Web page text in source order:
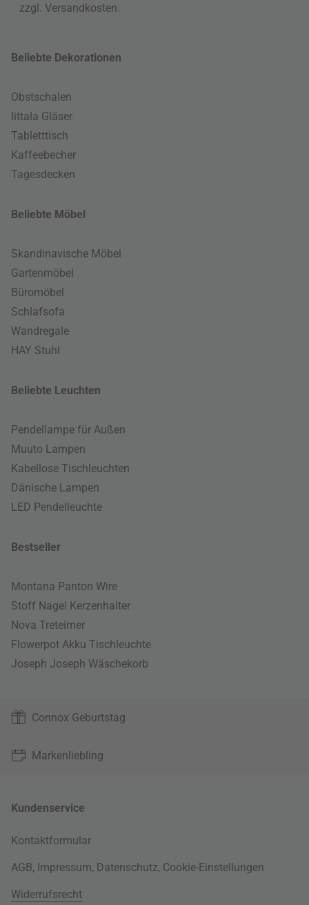
zzgl. Versandkosten
Beliebte Dekorationen
Obstschalen
Iittala Gläser
Tabletttisch
Kaffeebecher
Tagesdecken
Beliebte Möbel
Skandinavische Möbel
Gartenmöbel
Büromöbel
Schlafsofa
Wandregale
HAY Stuhl
Beliebte Leuchten
Pendellampe für Außen
Muuto Lampen
Kabellose Tischleuchten
Dänische Lampen
LED Pendelleuchte
Bestseller
Montana Panton Wire
Stoff Nagel Kerzenhalter
Nova Treteimer
Flowerpot Akku Tischleuchte
Joseph Joseph Wäschekorb
Connox Geburtstag
Markenliebling
Kundenservice
Kontaktformular
AGB, Impressum, Datenschutz, Cookie-Einstellungen
Widerrufsrecht